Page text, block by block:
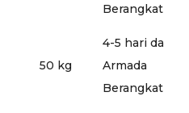
Berangkat
50 kg
4-5 hari dari
Armada
Berangkat